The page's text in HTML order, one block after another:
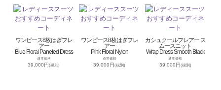
ワンピース8枚はぎフレ
アー
Blue Floral Paneled Dress
通常価格
39,000円(税別)
ワンピース8枚はぎフレ
アー
Pink Floral Nylon
通常価格
39,000円(税別)
カシュクールフレアー ス
ムースニット
Wrap Dress Smooth Black
通常価格
39,000円(税別)